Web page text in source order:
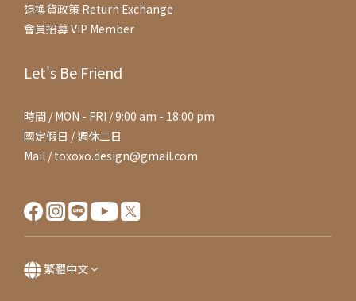
退換貨政策 Return Exchange
會員招募 VIP Member
Let's Be Friend
時間 / MON - FRI / 9:00 am - 18:00 pm
國定假日 / 週休二日
Mail / toxoxo.design@gmail.com
繁體中文